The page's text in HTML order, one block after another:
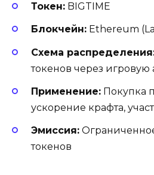
Токен: BIGTIME
Блокчейн: Ethereum
Схема
токенов через игровую
Применение: Покупка
ускорение крафта,
Эмиссия:
токенов